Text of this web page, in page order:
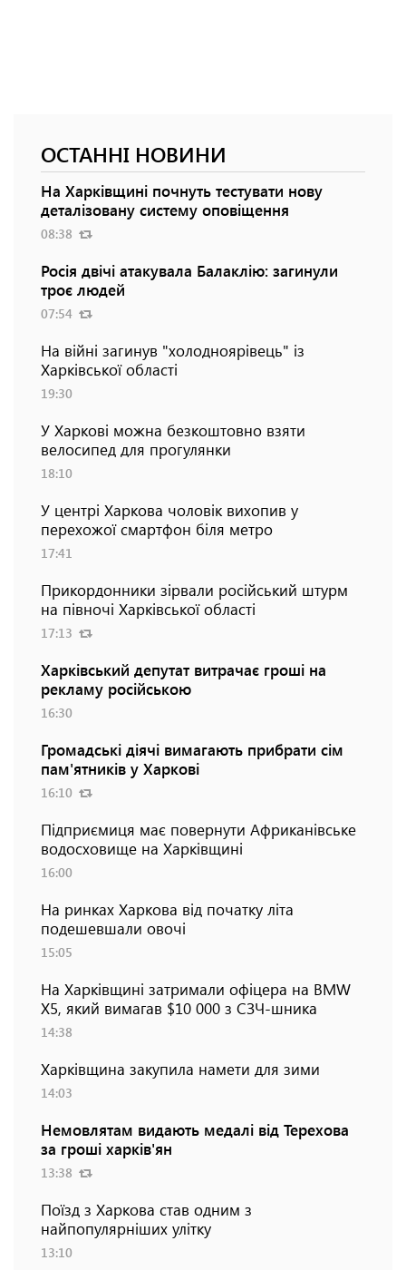
ОСТАННІ НОВИНИ
На Харківщині почнуть тестувати нову
деталізовану систему оповіщення
08:38
Росія двічі атакувала Балаклію: загинули
троє людей
07:54
На війні загинув "холодноярівець" із
Харківської області
19:30
У Харкові можна безкоштовно взяти
велосипед для прогулянки
18:10
У центрі Харкова чоловік вихопив у
перехожої смартфон біля метро
17:41
Прикордонники зірвали російський штурм
на півночі Харківської області
17:13
Харківський депутат витрачає гроші на
рекламу російською
16:30
Громадські діячі вимагають прибрати сім
пам'ятників у Харкові
16:10
Підприємиця має повернути Африканівське
водосховище на Харківщині
16:00
На ринках Харкова від початку літа
подешевшали овочі
15:05
На Харківщині затримали офіцера на BMW
Х5, який вимагав $10 000 з СЗЧ-шника
14:38
Харківщина закупила намети для зими
14:03
Немовлятам видають медалі від Терехова
за гроші харків'ян
13:38
Поїзд з Харкова став одним з
найпопулярніших улітку
13:10